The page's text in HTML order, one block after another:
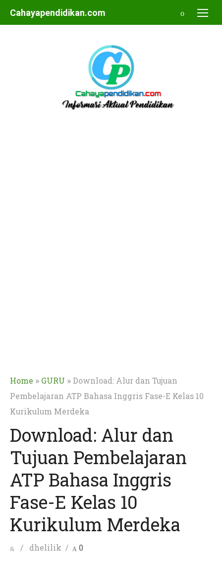
Skip
to
Cahayapendidikan.com
Home » GURU » Download: Alur dan Tujuan
Pembelajaran ATP Bahasa Inggris Fase-E Kelas 10
Kurikulum Merdeka
Download: Alur dan
Tujuan Pembelajaran
ATP Bahasa Inggris
Fase-E Kelas 10
Kurikulum Merdeka
PostedAuthor
dhelilik 0